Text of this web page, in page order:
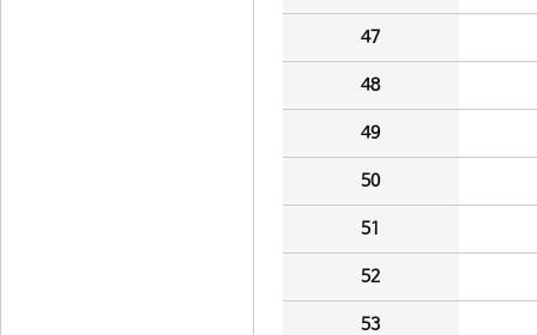
47
48
49
50
51
52
53